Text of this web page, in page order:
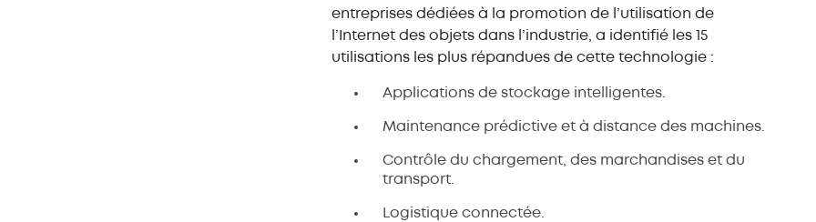
entreprises dédiées à la promotion de l’utilisation de
l’Internet des objets dans l’industrie, a identifié les 15
utilisations les plus répandues de cette technologie :
Applications de stockage intelligentes.
Maintenance prédictive et à distance des machines.
Contrôle du chargement, des marchandises et du
transport.
Logistique connectée.